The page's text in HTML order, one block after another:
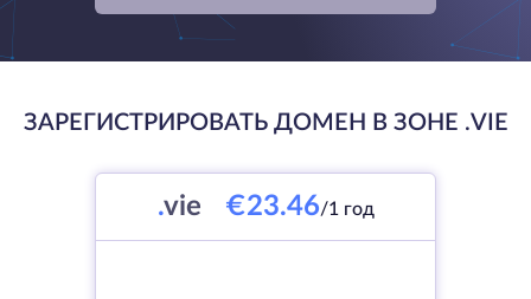
ЗАРЕГИСТРИРОВАТЬ ДОМЕН В ЗОНЕ .VIE
.vie €23.46/1 год